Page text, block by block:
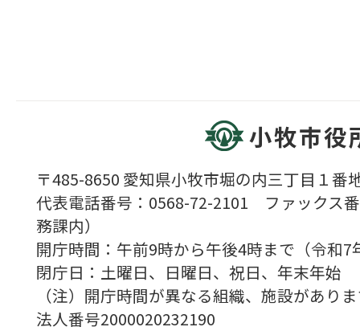
小牧市役
〒485-8650 愛知県小牧市堀の内三丁目１番
代表電話番号：0568-72-2101 ファックス
務課内）
開庁時間：午前9時から午後4時まで（令
閉庁日：土曜日、日曜日、祝日、年末年始
（注）開庁時間が異なる組織、施設があり
法人番号2000020232190